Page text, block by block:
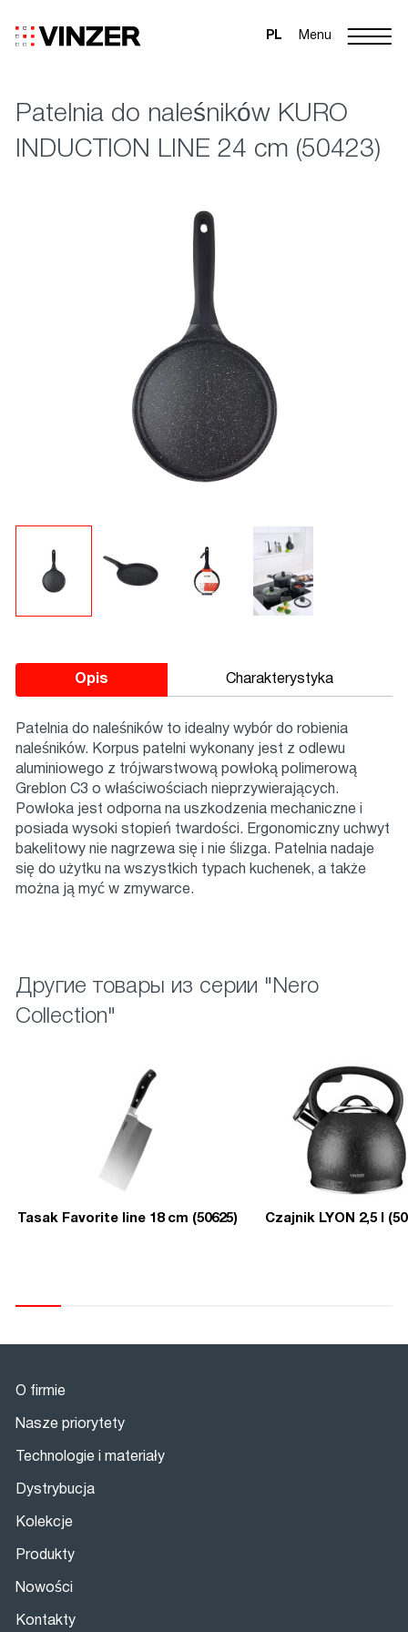
Menu
PL
Patelnia do naleśników KURO
INDUCTION LINE 24 cm (50423)
Opis Charakterystyka
Patelnia do naleśników to idealny wybór do robienia
naleśników. Korpus patelni wykonany jest z odlewu
aluminiowego z trójwarstwową powłoką polimerową
Greblon C3 o właściwościach nieprzywierających.
Powłoka jest odporna na uszkodzenia mechaniczne i
posiada wysoki stopień twardości. Ergonomiczny uchwyt
bakelitowy nie nagrzewa się i nie ślizga. Patelnia nadaje
się do użytku na wszystkich typach kuchenek, a także
można ją myć w zmywarce.
Другие товары из серии "Nero
Collection"
Tasak Favorite line 18 cm (50625) Czajnik LYON 2,5 l
O firmie
Nasze priorytety
Technologie i materiały
Dystrybucja
Kolekcje
Produkty
Nowości
Kontakty